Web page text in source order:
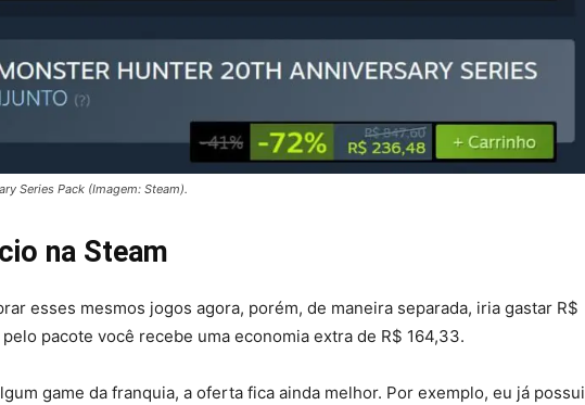
Series Pack (Imagem: Steam).
na Steam
esses mesmos jogos agora, porém, de maneira separada, iria gastar R$
pacote você recebe uma economia extra de R$ 164,33.
game da franquia, a oferta fica ainda melhor. Por exemplo, eu já possui